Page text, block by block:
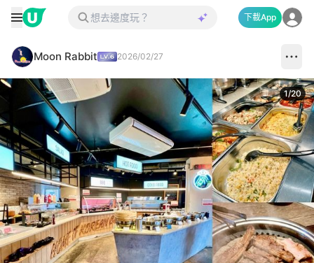
下載App
Moon Rabbit 2026/02/27
1/20